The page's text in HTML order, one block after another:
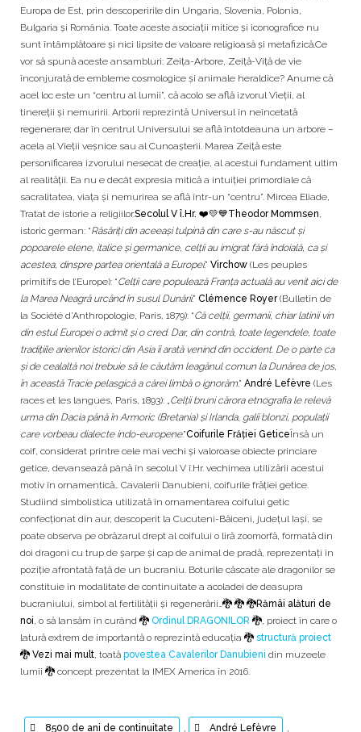
Europa de Est, prin descoperirile din Ungaria, Slovenia, Polonia,
Bulgaria și România. Toate aceste asociaţii mitice şi iconografice nu
sunt întâmplătoare şi nici lipsite de valoare religioasă şi metafizică.Ce
vor să spună aceste ansambluri: Zeiţa-Arbore, Zeiţă-Viţă de vie
înconjurată de embleme cosmologice şi animale heraldice? Anume că
acel loc este un “centru al lumii”, că acolo se află izvorul Vieţii, al
tinereţii şi nemuririi. Arborii reprezintă Universul în neîncetată
regenerare; dar în centrul Universului se află întotdeauna un arbore –
acela al Vieţii veşnice sau al Cunoaşterii. Marea Zeiţă este
personificarea izvorului nesecat de creaţie, al acestui fundament ultim
al realităţii. Ea nu e decât expresia mitică a intuiţiei primordiale că
sacralitatea, viaţa şi nemurirea se află într-un “centru”. Mircea Eliade,
Tratat de istorie a religiilor.Secolul V î.Hr. ❤️💛💙Theodor Mommsen
istoric german: “Răsăriţi din aceeaşi tulpină din care s-au născut şi
popoarele elene, italice şi germanice, celţii au imigrat fără îndoială, ca şi
acestea, dinspre partea orientală a Europei.” Virchow (Les peuples
primitifs de l’Europe): “Celţii care populează Franţa actuală au venit aici de
la Marea Neagră urcând în susul Dunării.” Clémence Royer(Bulletin de
la Société d’Anthropologie, Paris, 1879): “Că celţii, germanii, chiar latinii vin
din estul Europei o admit şi o cred. Dar, din contră, toate legendele, toate
tradiţiile arienilor istorici din Asia îi arată venind din occident. De o parte ca
şi de cealaltă noi trebuie să le căutăm leagănul comun la Dunărea de jos,
în această Tracie pelasgică a cărei limbă o ignorăm.” André Lefèvre (Les
races et les langues, Paris, 1893): „ Celţii bruni cărora etnografia le relevă
urma din Dacia până în Armoric (Bretania) şi Irlanda, galii blonzi, populaţii
care vorbeau dialecte indo-europene.”Coifurile Frăției GeticeÎnsă un
coif, considerat printre cele mai vechi şi valoroase obiecte princiare
getice, devansează până în secolul V î.Hr. vechimea utilizării acestui
motiv în ornamentică… Cavalerii Danubieni, coifurile frăției getice.
Studiind simbolistica utilizată în ornamentarea coifului getic
confecționat din aur, descoperit la Cucuteni-Băiceni, județul Iași, se
poate observa pe obrăzarul drept al coifului o liră zoomorfă, formată din
doi dragoni cu trup de şarpe şi cap de animal de pradă, reprezentaţi în
poziţie afrontată faţă de un bucraniu. Boturile căscate ale dragonilor se
constituie în modalitate de continuitate a acoladei de deasupra
bucraniului, simbol al fertilităţii şi regenerării… 🐉 🐉 🐉Rămâi alături de
noi , o să lansăm în curând 🐉 Ordinul DRAGONILOR 🐉, proiect în care o
latură extrem de importantă o reprezintă educația 🐉 structură proiect
🐉 Vezi mai mult , toată povestea Cavalerilor Danubieni din muzeele
lumii 🐉 concept prezentat la IMEX America în 2016.
8500 de ani de continuitate André Lefèvre